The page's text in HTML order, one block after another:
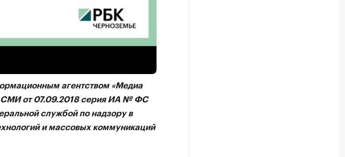
«ВКонтакте»,Яндекс. Дзен,
агентством «Медиа
СМИ от 07.09.2018 серия ИА № ФС
службой по надзору в
и массовых коммуникаций